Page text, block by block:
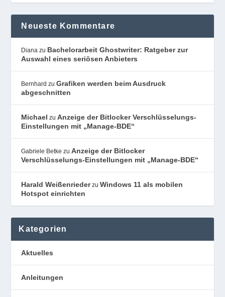
Neueste Kommentare
Diana zu Bachelorarbeit Ghostwriter: Ratgeber zur
Auswahl eines seriösen Anbieters
Bernhard zuGrafiken werden beim Ausdruck
abgeschnitten
Michael zuAnzeige der Bitlocker Verschlüsselungs-
Einstellungen mit „Manage-BDE“
Gabriele Betke zuAnzeige der Bitlocker
Verschlüsselungs-Einstellungen mit „Manage-BDE“
Harald WeißenriederzuWindows 11 als mobilen
Hotspot einrichten
Kategorien
Aktuelles
Anleitungen